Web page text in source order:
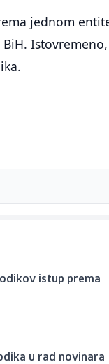
jednom
Istovremeno,
istup prema
u rad novinara